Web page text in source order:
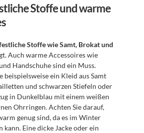
Stoffe und warme
Stoffe wie Samt, Brokat und
Auch warme Accessoires wie
Handschuhe sind ein Muss.
beispielsweise ein Kleid aus Samt
und schwarzen Stiefeln oder
in Dunkelblau mit einem weißen
Ohrringen. Achten Sie darauf,
genug sind, da es im Winter
kann. Eine dicke Jacke oder ein